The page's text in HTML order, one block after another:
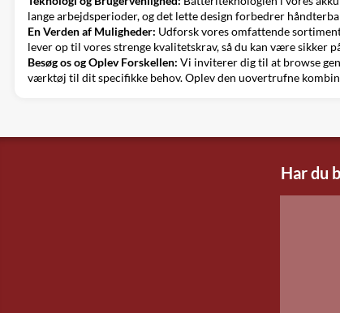
lange arbejdsperioder, og det lette design forbedrer
En Verden af Muligheder: Udforsk vores omfattende
lever op til vores strenge kvalitetskrav, så du kan være sikker
Besøg os og Oplev Forskellen: Vi inviterer dig til at browse
værktøj til dit specifikke behov. Oplev den uovertrufne
Har du